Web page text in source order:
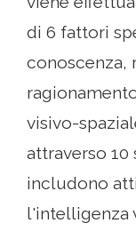
di 6 fattori
conoscenza,
visivo-
attraverso
includono
l'intelligenza